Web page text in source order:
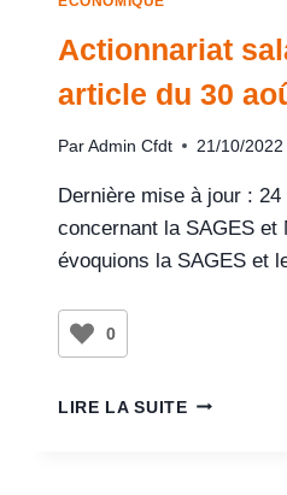
Actionnariat
article du 30
Par Admin Cfdt 21/10/2022
Dernière mise à jour :
concernant la SAGES et
évoquions la SAGES et
0
LIRE LA SUITE